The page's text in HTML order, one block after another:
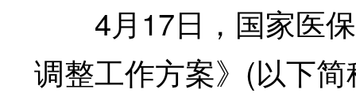
4月17日，国家医保
调整工作方案》(以下